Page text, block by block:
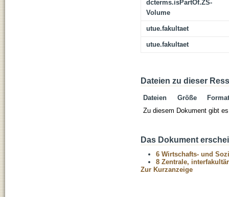
dcterms.isPartOf.ZS-
Volume
utue.fakultaet
utue.fakultaet
Dateien zu dieser
Dateien Größe
Format
Zu diesem Dokument gibt
Das Dokument
6 Wirtschafts- und
8 Zentrale,
Zur Kurzanzeige